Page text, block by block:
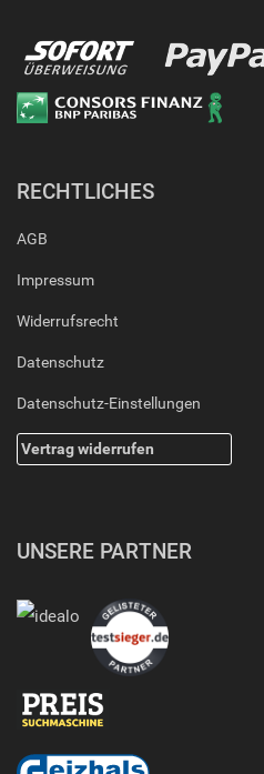
RECHTLICHES
AGB
Impressum
Widerrufsrecht
Datenschutz
Datenschutz-Einstellungen
Vertrag widerrufen
UNSERE PARTNER